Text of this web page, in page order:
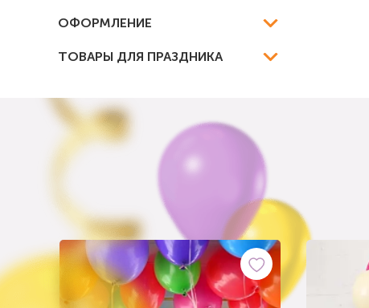
ОФОРМЛЕНИЕ
ТОВАРЫ ДЛЯ ПРАЗДНИКА